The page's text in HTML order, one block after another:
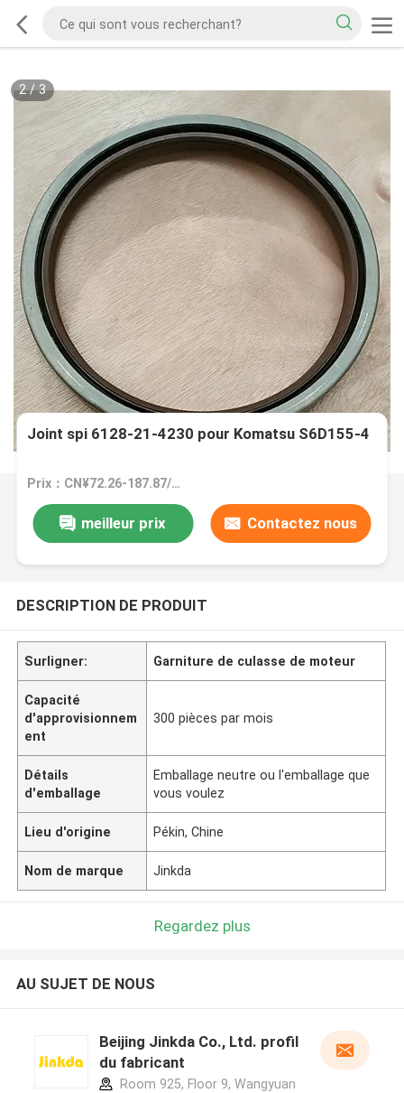
2/3
Joint spi 6128-21-4230 pour Komatsu S6D155-4
Prix：CN¥72.26-187.87/pieces
meilleur prix Contactez nous
DESCRIPTION DE PRODUIT
Surligner: Garniture de culasse de moteur
Capacité
d'approvisionnem
ent
300 pièces par mois
Détails
d'emballage
Emballage neutre ou l'emballage que
vous voulez
Lieu d'origine Pékin, Chine
Nom de marque Jinkda
Regardez plus
AU SUJET DE NOUS
Beijing Jinkda Co., Ltd. profil
du fabricant
Room 925, Floor 9, Wangyuan